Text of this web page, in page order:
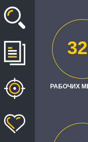
Проект
РАБОЧИХ